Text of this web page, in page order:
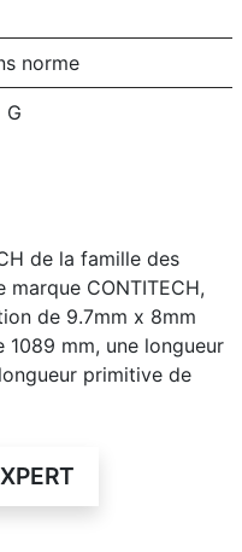
norme
de la famille des
CONTITECH,
de 9.7mm x 8mm
mm, une longueur
primitive de